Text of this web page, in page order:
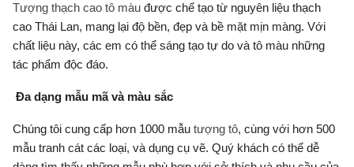
Tượng thạch cao tô màu được chế tạo từ nguyên liệu thạch
cao Thái Lan, mang lại độ bền, đẹp và bề mặt mịn màng. Với
chất liệu này, các em có thể sáng tạo tự do và tô màu những
tác phẩm độc đáo.
Đa dạng mẫu mã và màu sắc
Chúng tôi cung cấp hơn 1000 mẫu tượng tô, cùng với hơn 500
mẫu tranh cát các loại, và dụng cụ vẽ. Quý khách có thể dễ